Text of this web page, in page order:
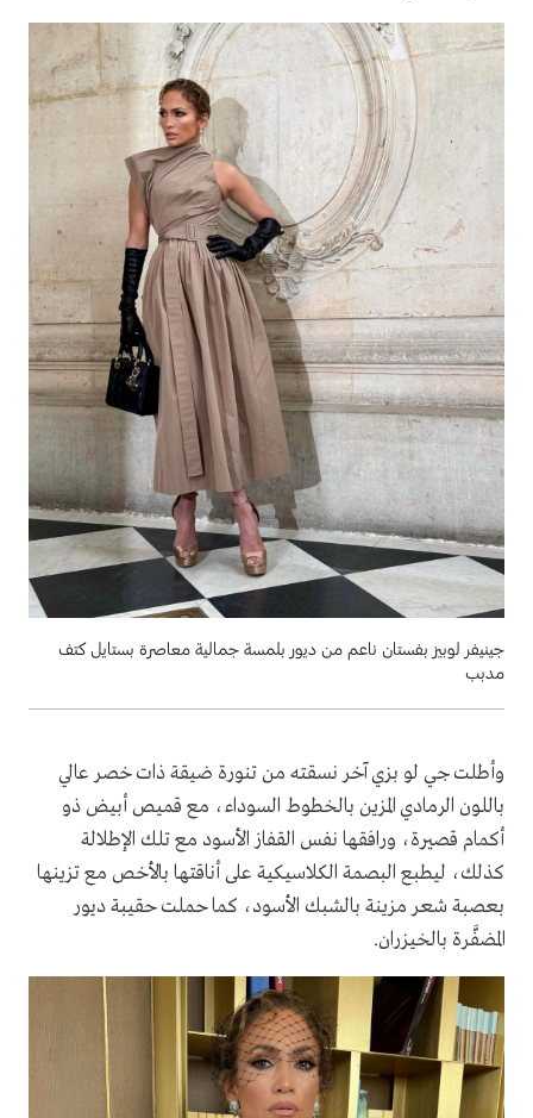
جينيفر لوبيز بفستان ناعم من ديور بلمسة جمالية معاصرة بستايل كتف
مدبب
وأطلت جي لو بزي آخر نسقته من تنورة ضيقة ذات خصر عالي
باللون الرمادي المزين بالخطوط السوداء، مع قميص أبيض ذو
أكمام قصيرة، ورافقها نفس القفاز الأسود مع تلك الإطلالة
كذلك، ليطبع البصمة الكلاسيكية على أناقتها بالأخص مع تزينها
بعصبة شعر مزينة بالشبك الأسود، كما حملت حقيبة ديور
المضفَّرة بالخيزران.